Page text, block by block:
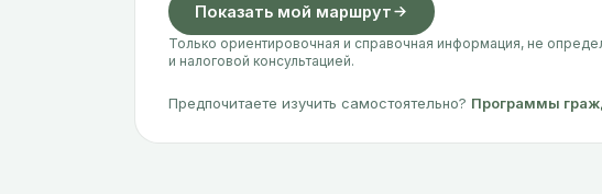
Показать мой маршрут
Только ориентировочная и справочная информация, не
и налоговой консультацией.
Предпочитаете изучить самостоятельно? Программы